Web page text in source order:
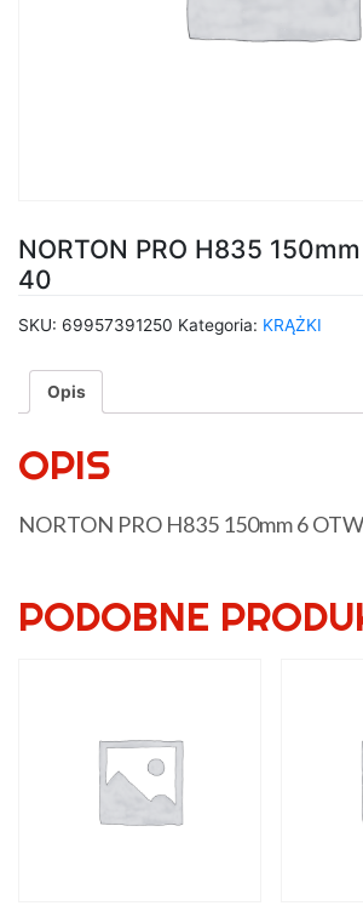
NORTON PRO H835
40
SKU: 69957391250 Kategoria: KRĄŻKI
Opis
OPIS
NORTON PRO H835 150mm 6
PODOBNE